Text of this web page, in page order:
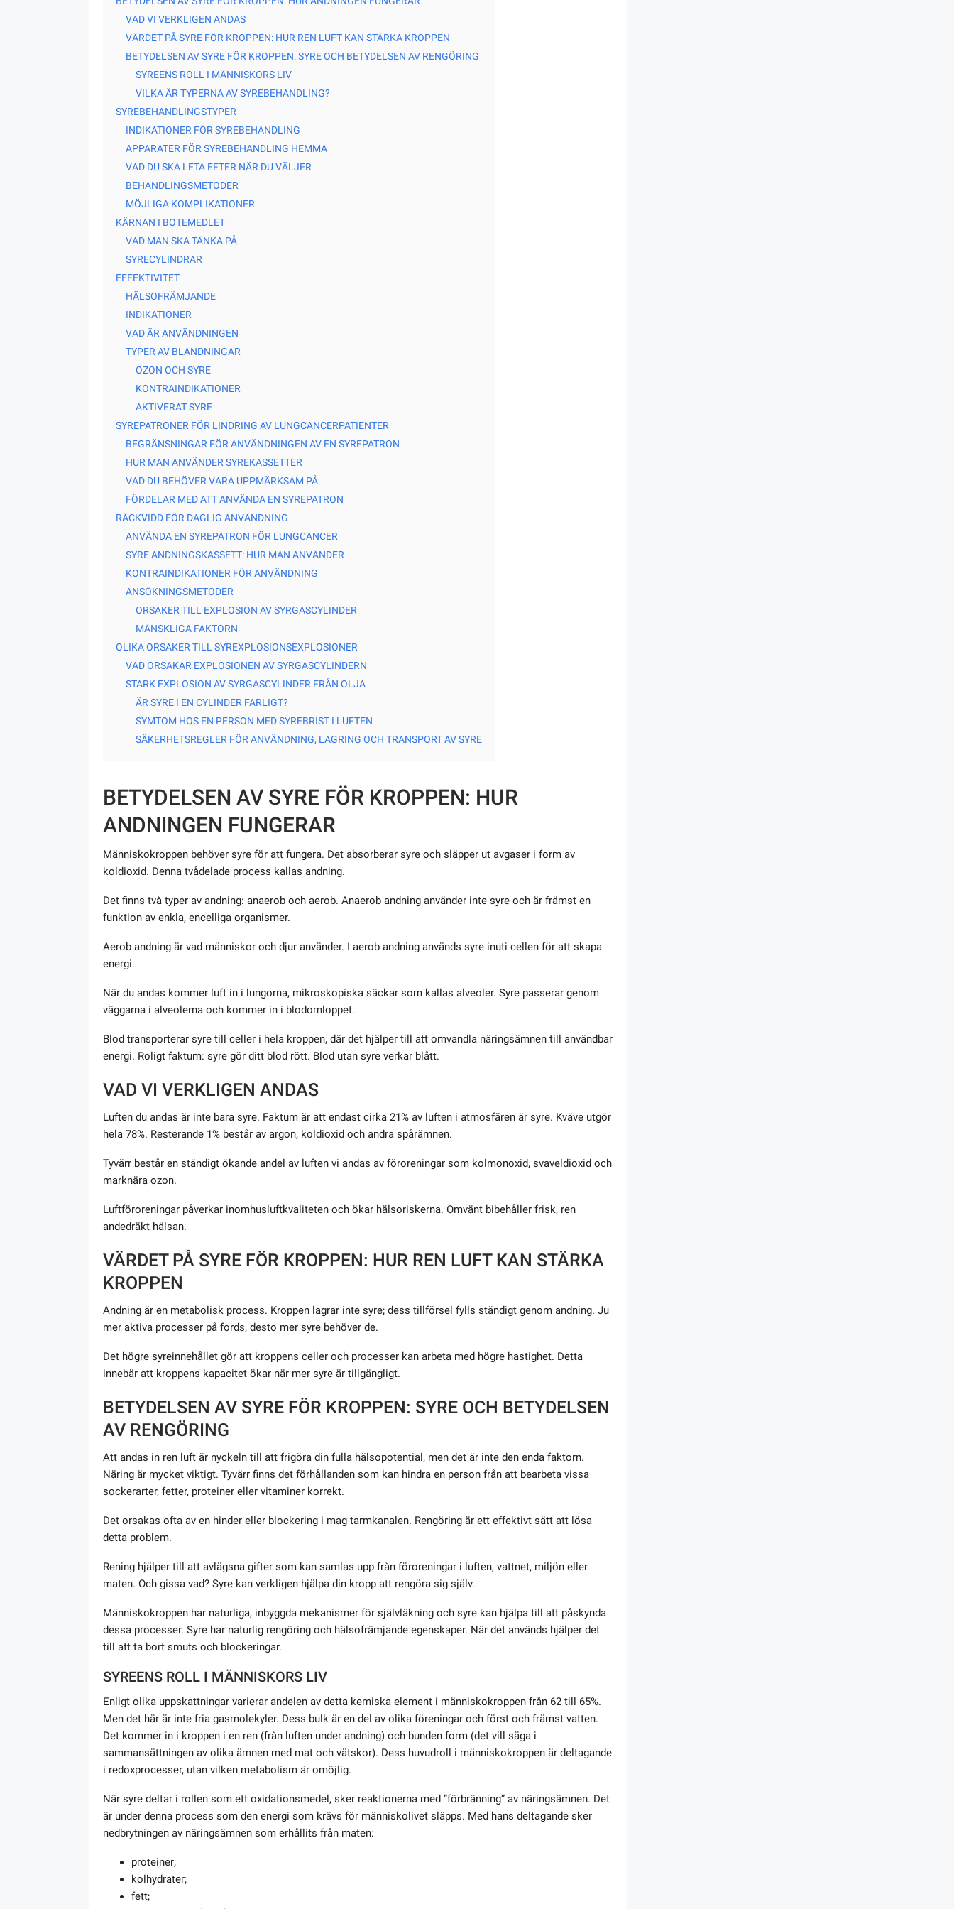
VAD VI VERKLIGEN ANDAS
VÄRDET PÅ SYRE FÖR KROPPEN: HUR REN LUFT KAN STÄRKA KROPPEN
BETYDELSEN AV SYRE FÖR KROPPEN: SYRE OCH BETYDELSEN AV RENGÖRING
SYREENS ROLL I MÄNNISKORS LIV
VILKA ÄR TYPERNA AV SYREBEHANDLING?
SYREBEHANDLINGSTYPER
INDIKATIONER FÖR SYREBEHANDLING
APPARATER FÖR SYREBEHANDLING HEMMA
VAD DU SKA LETA EFTER NÄR DU VÄLJER
BEHANDLINGSMETODER
MÖJLIGA KOMPLIKATIONER
KÄRNAN I BOTEMEDLET
VAD MAN SKA TÄNKA PÅ
SYRECYLINDRAR
EFFEKTIVITET
HÄLSOFRÄMJANDE
INDIKATIONER
VAD ÄR ANVÄNDNINGEN
TYPER AV BLANDNINGAR
OZON OCH SYRE
KONTRAINDIKATIONER
AKTIVERAT SYRE
SYREPATRONER FÖR LINDRING AV LUNGCANCERPATIENTER
BEGRÄNSNINGAR FÖR ANVÄNDNINGEN AV EN SYREPATRON
HUR MAN ANVÄNDER SYREKASSETTER
VAD DU BEHÖVER VARA UPPMÄRKSAM PÅ
FÖRDELAR MED ATT ANVÄNDA EN SYREPATRON
RÄCKVIDD FÖR DAGLIG ANVÄNDNING
ANVÄNDA EN SYREPATRON FÖR LUNGCANCER
SYRE ANDNINGSKASSETT: HUR MAN ANVÄNDER
KONTRAINDIKATIONER FÖR ANVÄNDNING
ANSÖKNINGSMETODER
ORSAKER TILL EXPLOSION AV SYRGASCYLINDER
MÄNSKLIGA FAKTORN
OLIKA ORSAKER TILL SYREXPLOSIONSEXPLOSIONER
VAD ORSAKAR EXPLOSIONEN AV SYRGASCYLINDERN
STARK EXPLOSION AV SYRGASCYLINDER FRÅN OLJA
ÄR SYRE I EN CYLINDER FARLIGT?
SYMTOM HOS EN PERSON MED SYREBRIST I LUFTEN
SÄKERHETSREGLER FÖR ANVÄNDNING, LAGRING OCH TRANSPORT AV SYRE
BETYDELSEN AV SYRE FÖR KROPPEN: HUR
ANDNINGEN FUNGERAR
Människokroppen behöver syre för att fungera. Det absorberar syre och släpper ut avgaser i form av
koldioxid. Denna tvådelade process kallas andning.
Det finns två typer av andning: anaerob och aerob. Anaerob andning använder inte syre och är främst en
funktion av enkla, encelliga organismer.
Aerob andning är vad människor och djur använder. I aerob andning används syre inuti cellen för att skapa
energi.
När du andas kommer luft in i lungorna, mikroskopiska säckar som kallas alveoler. Syre passerar genom
väggarna i alveolerna och kommer in i blodomloppet.
Blod transporterar syre till celler i hela kroppen, där det hjälper till att omvandla näringsämnen till användbar
energi. Roligt faktum: syre gör ditt blod rött. Blod utan syre verkar blått.
VAD VI VERKLIGEN ANDAS
Luften du andas är inte bara syre. Faktum är att endast cirka 21% av luften i atmosfären är syre. Kväve utgör
hela 78%. Resterande 1% består av argon, koldioxid och andra spårämnen.
Tyvärr består en ständigt ökande andel av luften vi andas av föroreningar som kolmonoxid, svaveldioxid och
marknära ozon.
Luftföroreningar påverkar inomhusluftkvaliteten och ökar hälsoriskerna. Omvänt bibehåller frisk, ren
andedräkt hälsan.
VÄRDET PÅ SYRE FÖR KROPPEN: HUR REN LUFT KAN STÄRKA
KROPPEN
Andning är en metabolisk process. Kroppen lagrar inte syre; dess tillförsel fylls ständigt genom andning. Ju
mer aktiva processer på fords, desto mer syre behöver de.
Det högre syreinnehållet gör att kroppens celler och processer kan arbeta med högre hastighet. Detta
innebär att kroppens kapacitet ökar när mer syre är tillgängligt.
BETYDELSEN AV SYRE FÖR KROPPEN: SYRE OCH BETYDELSEN
AV RENGÖRING
Att andas in ren luft är nyckeln till att frigöra din fulla hälsopotential, men det är inte den enda faktorn.
Näring är mycket viktigt. Tyvärr finns det förhållanden som kan hindra en person från att bearbeta vissa
sockerarter, fetter, proteiner eller vitaminer korrekt.
Det orsakas ofta av en hinder eller blockering i mag-tarmkanalen. Rengöring är ett effektivt sätt att lösa
detta problem.
Rening hjälper till att avlägsna gifter som kan samlas upp från föroreningar i luften, vattnet, miljön eller
maten. Och gissa vad? Syre kan verkligen hjälpa din kropp att rengöra sig själv.
Människokroppen har naturliga, inbyggda mekanismer för självläkning och syre kan hjälpa till att påskynda
dessa processer. Syre har naturlig rengöring och hälsofrämjande egenskaper. När det används hjälper det
till att ta bort smuts och blockeringar.
SYREENS ROLL I MÄNNISKORS LIV
Enligt olika uppskattningar varierar andelen av detta kemiska element i människokroppen från 62 till 65%.
Men det här är inte fria gasmolekyler. Dess bulk är en del av olika föreningar och först och främst vatten.
Det kommer in i kroppen i en ren (från luften under andning) och bunden form (det vill säga i
sammansättningen av olika ämnen med mat och vätskor). Dess huvudroll i människokroppen är deltagande
i redoxprocesser, utan vilken metabolism är omöjlig.
När syre deltar i rollen som ett oxidationsmedel, sker reaktionerna med ”förbränning” av näringsämnen. Det
är under denna process som den energi som krävs för människolivet släpps. Med hans deltagande sker
nedbrytningen av näringsämnen som erhållits från maten:
proteiner;
kolhydrater;
fett;